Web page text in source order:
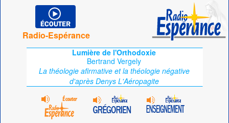
Radio-Espérance
Lumière de l'Orthodoxie
Bertrand Vergely
La théologie afirmative et la théologie négative
d'après Denys L'Aéropagite